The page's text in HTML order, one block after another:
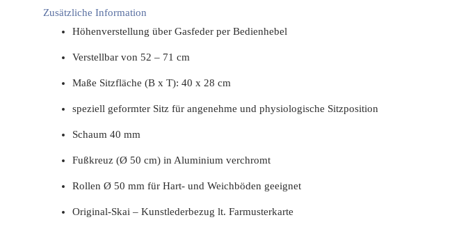
Zusätzliche Information
Höhenverstellung über Gasfeder per Bedienhebel
Verstellbar von 52 – 71 cm
Maße Sitzfläche (B x T): 40 x 28 cm
speziell geformter Sitz für angenehme und physiologische Sitzposition
Schaum 40 mm
Fußkreuz (Ø 50 cm) in Aluminium verchromt
Rollen Ø 50 mm für Hart- und Weichböden geeignet
Original-Skai – Kunstlederbezug lt. Farmusterkarte